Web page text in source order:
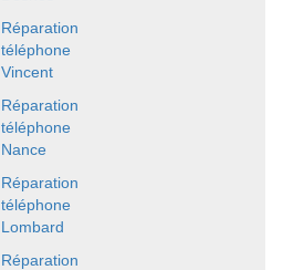
Réparation
téléphone
Vincent
Réparation
téléphone
Nance
Réparation
téléphone
Lombard
Réparation